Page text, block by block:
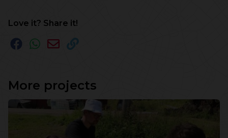
Love it? Share it!
More projects